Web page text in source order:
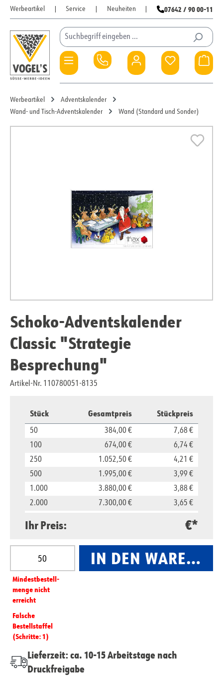
Zum Hauptinhalt springen
Werbeartikel Service Neuheiten 07642 / 90 00-11
Du hast 0
Werbeartikel
Adventskalender
Wand- und Tisch-Adventskalender
Wand (Standard und Sonder)
Schoko-Adventskalender
Classic "Strategie
Besprechung"
Artikel-Nr. 110780051-8135
Stück Gesamtpreis Stückpreis
50 384,00 €
7,68 €
100
674,00 €
6,74 €
250
1.052,50 €
4,21 €
500
1.995,00 €
3,99 €
1.000
3.880,00 €
3,88 €
2.000
7.300,00 €
3,65 €
2,98 €
Ihr Preis: €*
Produkt Anzahl: Gib den gewünschten Wert ein
Mindest­­bestell­­
menge nicht
erreicht
Falsche
Bestellstaffel
(Schritte: 1)
IN DEN
Lieferzeit: ca. 10-15 Arbeitstage nach
Druckfreigabe